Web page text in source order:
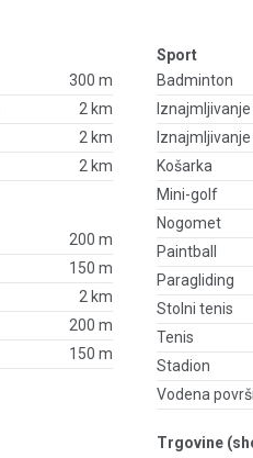
300 m
2 km
2 km
2 km
200 m
150 m
2 km
200 m
150 m
Sport
Badminton
Košarka
Mini-golf
Nogomet
Paintball
Paragliding
Stolni tenis
Tenis
Stadion
Vodena
Trgovine